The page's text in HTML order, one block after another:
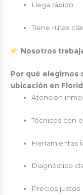
Llega rápido
Tiene rutas
Nosotros
Por qué elegirnos
ubicación en
Atención
Técnicos con
Herramientas
Diagnóstico
Precios justos